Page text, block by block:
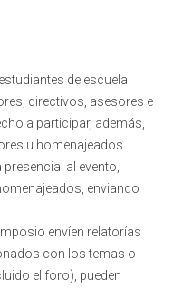
de escuela
directivos, asesores e
a participar, además,
u homenajeados.
al evento,
enviando
envíen relatorías
con los temas o
el foro), pueden